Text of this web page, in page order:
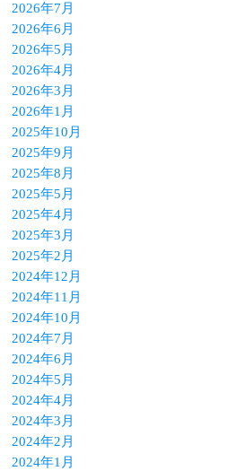
2026年7月
2026年6月
2026年5月
2026年4月
2026年3月
2026年1月
2025年10月
2025年9月
2025年8月
2025年5月
2025年4月
2025年3月
2025年2月
2024年12月
2024年11月
2024年10月
2024年7月
2024年6月
2024年5月
2024年4月
2024年3月
2024年2月
2024年1月